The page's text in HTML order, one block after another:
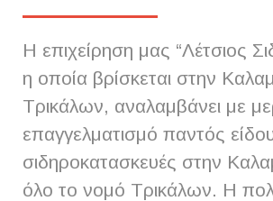
Η επιχείρηση μας “Λέτσιος
η οποία βρίσκεται στην
Τρικάλων, αναλαμβάνει με
επαγγελματισμό παντός
σιδηροκατασκευές στην
όλο το νομό Τρικάλων. Η